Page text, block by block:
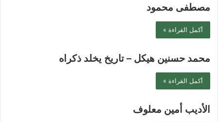
مصطفى محمود
أكمل القراءة »
محمد حسنين هيكل – تاريخ يخلد ذكراه
أكمل القراءة »
الأديب أمين معلوف